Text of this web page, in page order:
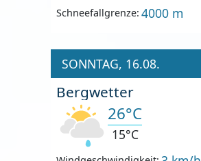
Schneefallgrenze: 4000 m
SONNTAG, 16.08.
Bergwetter
26°C
15°C